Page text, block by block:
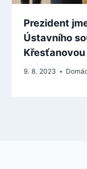
Prezident
Ústavního
Křesťanovou
9. 8. 2023